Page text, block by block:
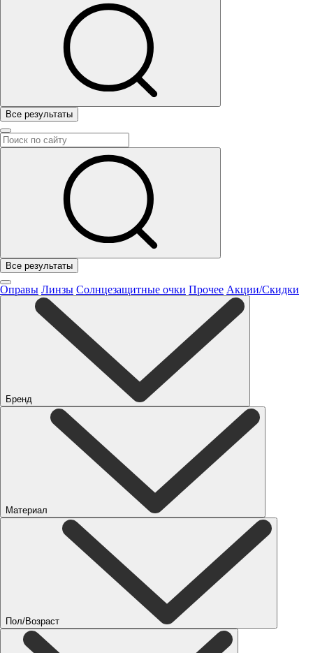
Все результаты
Все результаты
Оправы Линзы Солнцезащитные очки Прочее Акции/Скидки
Бренд
Материал
Пол/Возраст